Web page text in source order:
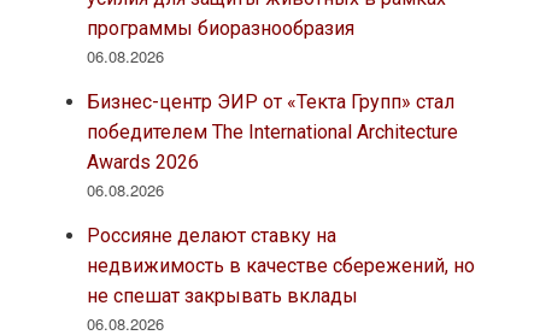
программы биоразнообразия
06.08.2026
Бизнес-центр ЭИР от «Текта Групп» стал
победителем The International Architecture
Awards 2026
06.08.2026
Россияне делают ставку на
недвижимость в качестве сбережений, но
не спешат закрывать вклады
06.08.2026